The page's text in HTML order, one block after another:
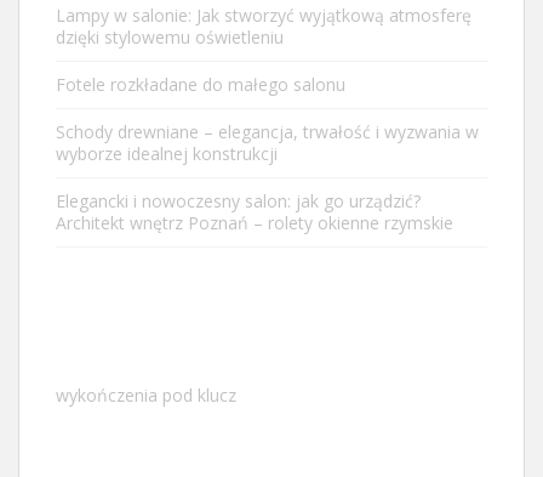
Lampy w salonie: Jak stworzyć wyjątkową atmosferę
dzięki stylowemu oświetleniu
Fotele rozkładane do małego salonu
Schody drewniane – elegancja, trwałość i wyzwania w
wyborze idealnej konstrukcji
Elegancki i nowoczesny salon: jak go urządzić?
Architekt wnętrz Poznań – rolety okienne rzymskie
wykończenia pod klucz